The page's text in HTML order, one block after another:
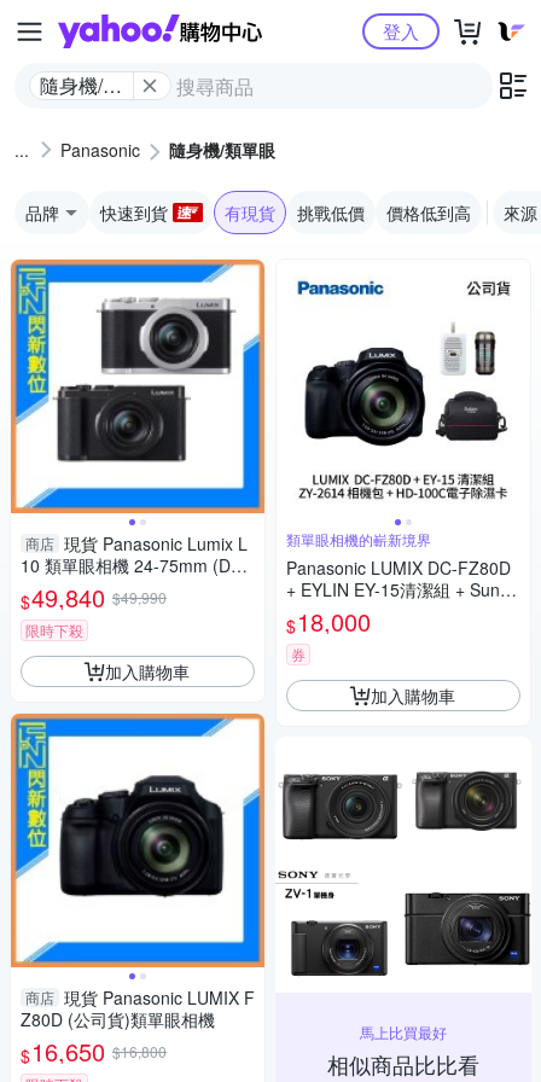
Yahoo購物中心
隨身機/類
登入
Panasonic 隨身機/類單眼
品牌 快速到貨 有現貨 挑戰低價 價格低到高 來源
商店 現貨 Panasonic Lumix L
10 類單眼相機 24-75mm (DC-
L10,公司貨)
$49,840 $49,990
限時下殺
加入購物車
商店 現貨 Panasonic LUMIX F
Z80D (公司貨)類單眼相機
$16,650 $16,800
類單眼相機的嶄新境界
Panasonic LUMIX DC-FZ80D
+ EYLIN EY-15清潔組 + SunLi
ght ZY-2614相機包 + EirMai 銳
瑪 HD-100C電子除濕卡 FZ80
D (公司貨)
$18,000
券
加入購物車
馬上比買最好
相似商品比比看